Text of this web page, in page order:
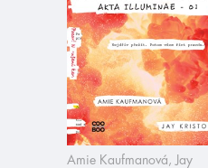
Amie Kaufmanová, Jay